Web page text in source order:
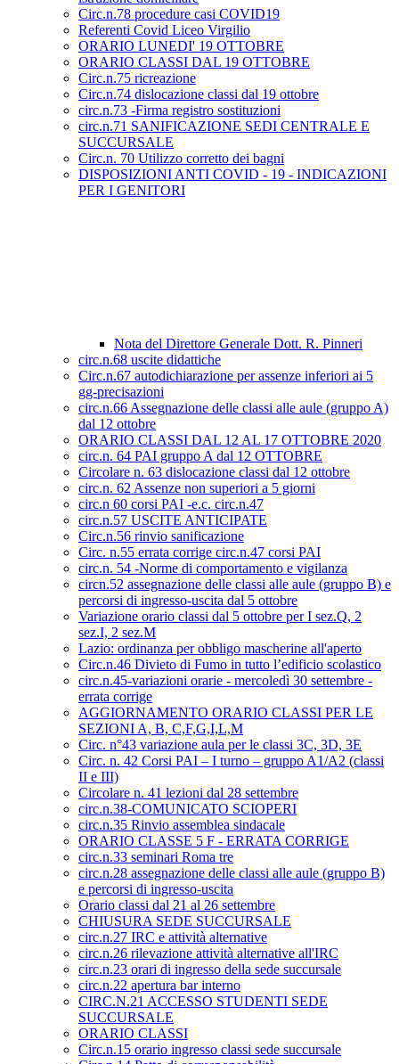
Circ.n.78 procedure casi COVID19
Referenti Covid Liceo Virgilio
ORARIO LUNEDI' 19 OTTOBRE
ORARIO CLASSI DAL 19 OTTOBRE
Circ.n.75 ricreazione
Circ.n.74 dislocazione classi dal 19 ottobre
circ.n.73 -Firma registro sostituzioni
circ.n.71 SANIFICAZIONE SEDI CENTRALE E
SUCCURSALE
Circ.n. 70 Utilizzo corretto dei bagni
DISPOSIZIONI ANTI COVID - 19 - INDICAZIONI
PER I GENITORI
Nota del Direttore Generale Dott. R. Pinneri
circ.n.68 uscite didattiche
Circ.n.67 autodichiarazione per assenze inferiori ai 5
gg-precisazioni
circ.n.66 Assegnazione delle classi alle aule (gruppo A)
dal 12 ottobre
ORARIO CLASSI DAL 12 AL 17 OTTOBRE 2020
circ.n. 64 PAI gruppo A dal 12 OTTOBRE
Circolare n. 63 dislocazione classi dal 12 ottobre
circ.n. 62 Assenze non superiori a 5 giorni
circ.n 60 corsi PAI -e.c. circ.n.47
circ.n.57 USCITE ANTICIPATE
Circ.n.56 rinvio sanificazione
Circ. n.55 errata corrige circ.n.47 corsi PAI
circ.n. 54 -Norme di comportamento e vigilanza
circn.52 assegnazione delle classi alle aule (gruppo B) e
percorsi di ingresso-uscita dal 5 ottobre
Variazione orario classi dal 5 ottobre per I sez.Q, 2
sez.I, 2 sez.M
Lazio: ordinanza per obbligo mascherine all'aperto
Circ.n.46 Divieto di Fumo in tutto l’edificio scolastico
circ.n.45-variazioni orarie - mercoledì 30 settembre -
errata corrige
AGGIORNAMENTO ORARIO CLASSI PER LE
SEZIONI A, B, C,F,G,I,L,M
Circ. n°43 variazione aula per le classi 3C, 3D, 3E
Circ. n. 42 Corsi PAI – I turno – gruppo A1/A2 (classi
II e III)
Circolare n. 41 lezioni dal 28 settembre
circ.n.38-COMUNICATO SCIOPERI
circ.n.35 Rinvio assemblea sindacale
ORARIO CLASSE 5 F - ERRATA CORRIGE
circ.n.33 seminari Roma tre
circ.n.28 assegnazione delle classi alle aule (gruppo B)
e percorsi di ingresso-uscita
Orario classi dal 21 al 26 settembre
CHIUSURA SEDE SUCCURSALE
circ.n.27 IRC e attività alternative
circ.n.26 rilevazione attività alternative all'IRC
circ.n.23 orari di ingresso della sede succursale
circ.n.22 apertura bar interno
CIRC.N.21 ACCESSO STUDENTI SEDE
SUCCURSALE
ORARIO CLASSI
Circ.n.15 orario ingresso classi sede succursale